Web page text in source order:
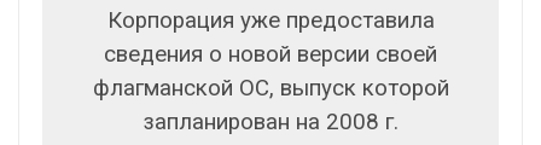
Корпорация уже предоставила
сведения о новой версии своей
флагманской ОС, выпуск которой
запланирован на 2008 г.